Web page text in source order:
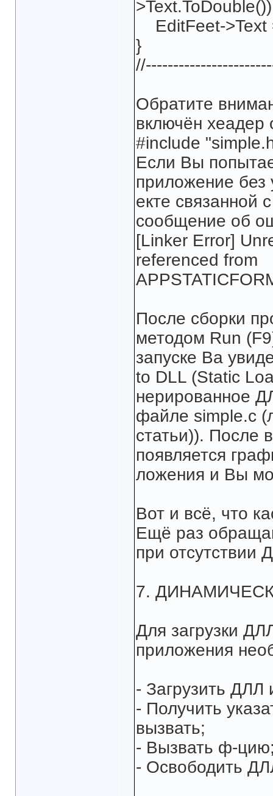
EditFeet->Text
}
Обратите
включён
#include
Если Вы
приложение без
екте связанной
сообщение об
[Linker Error]
referenced from
После сборки
методом Run
запуске Ва
to DLL (Static
нерированное
файле simple.c
статьи)). После
появляется
ложения и Вы
Вот и всё, что
Ещё раз
при отсутствии
7.
Для загрузки
приложения
- Загрузить ДЛЛ
- Получить
вызвать;
- Вызвать ф-
- Освободить